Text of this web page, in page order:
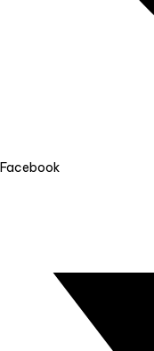
Facebook